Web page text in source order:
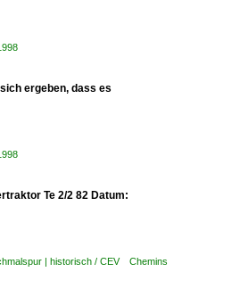
ergeben, dass es
Te 2/2 82 Datum:
| historisch / CEV Chemins